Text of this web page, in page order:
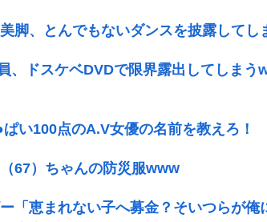
美脚、とんでもないダンスを披露してし
、ドスケベDVDで限界露出してしまう
ぱい100点のA.V女優の名前を教えろ！
（67）ちゃんの防災服www
ー「恵まれない子へ募金？そいつらが